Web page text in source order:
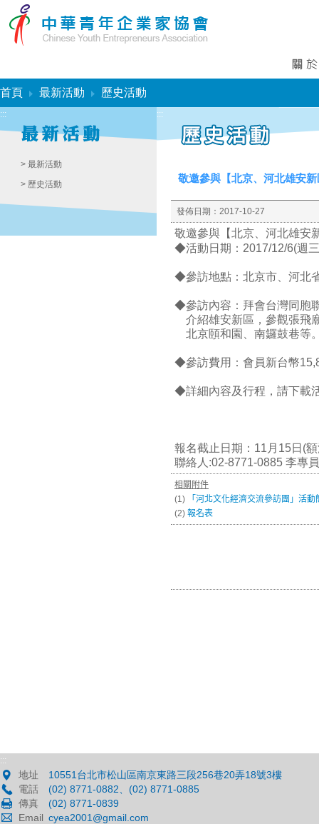
首頁 最新活動 歷史活動
:::
> 最新活動
> 歷史活動
:::
敬邀參與【北京、河北雄安
發佈日期： 2017-10-27
敬邀參與【北京、河北雄安
◆活動日期：2017/12/6(週
◆參訪地點：北京市、河北
◆參訪內容：拜會台灣同胞
介紹雄安新區，參觀張飛
北京頤和園、南鑼鼓巷等
◆參訪費用：會員新台幣
◆詳細內容及行程，請下載
報名截止日期：11月15日(
聯絡人:02-8771-0885 李專員
相關附件
(1)
「河北文化經濟交流參訪團」活動
(2) 報名表
:::
地址
10551台北市松山區南京東路三段256巷20弄18號3樓
電話
(02) 8771-0882、(02) 8771-0885
傳真
(02) 8771-0839
Email cyea2001@gmail.com